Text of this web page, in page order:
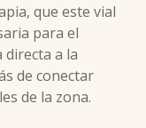
que este vial
para el
directa a la
de conectar
de la zona.